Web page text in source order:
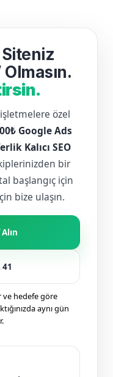
Siteniz
özel
Google Ads
Kalıcı SEO
bir
başlangıç için
bize ulaşın.
hedefe göre
aynı gün